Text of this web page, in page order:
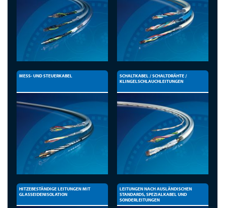
MESS- UND STEUERKABEL
SCHALTKABEL / SCHALTDRÄHTE /
KLINGELSCHLAUCHLEITUNGEN
HITZEBESTÄNDIGE LEITUNGEN MIT
GLASSEIDENISOLATION
LEITUNGEN NACH AUSLÄNDISCHEN
STANDARDS, SPEZIALKABEL UND
SONDERLEITUNGEN